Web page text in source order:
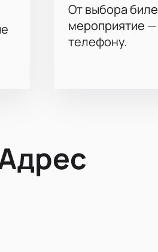
От выбора
мероприятие
телефону.